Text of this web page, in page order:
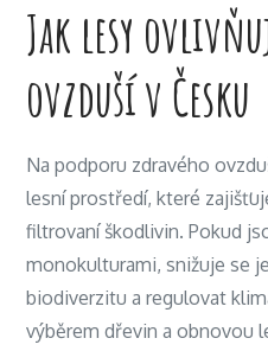
Jak lesy
ovzduší v Česku
Na podporu zdravého
lesní prostředí, které
filtrovaní škodlivin. Pokud
monokulturami, snižuje se
biodiverzitu a regulovat
výběrem dřevin a obnovou